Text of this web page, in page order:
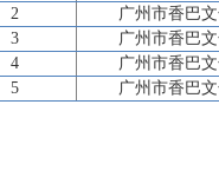
2
广州市香巴
3
广州市香巴
4
广州市香巴
5
广州市香巴